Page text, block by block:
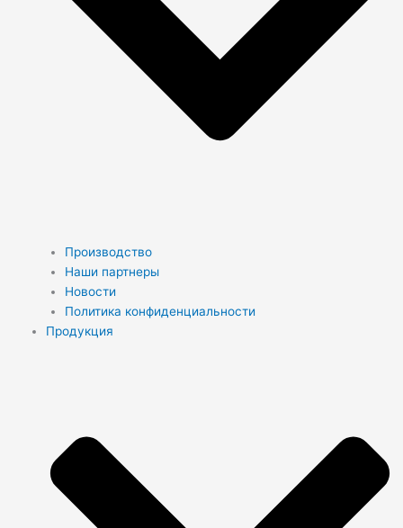
Производство
Наши партнеры
Новости
Политика конфиденциальности
Продукция